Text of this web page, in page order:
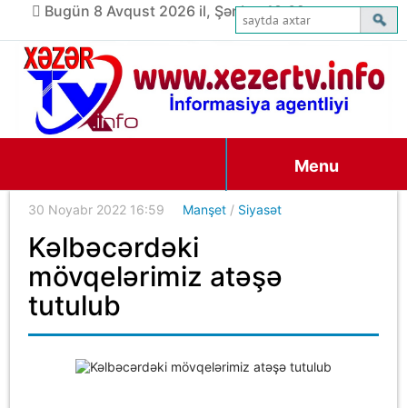
Bugün 8 Avqust 2026 il, Şənbə, 19:02
Menu
30 Noyabr 2022 16:59 Manşet / Siyasət
Kəlbəcərdəki
mövqelərimiz atəşə
tutulub